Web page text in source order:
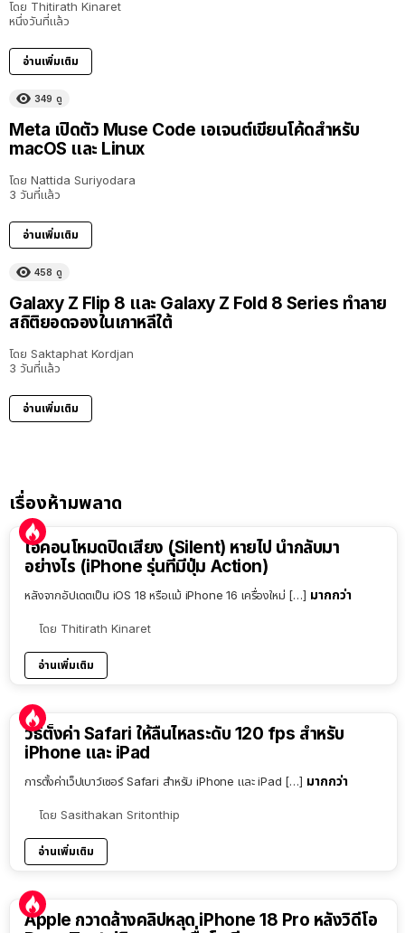
โดย Thitirath Kinaret
หนึ่งวันที่แล้ว
อ่านเพิ่มเติม
349 ดู
Meta เปิดตัว Muse Code เอเจนต์เขียนโค้ดสำหรับ
macOS และ Linux
โดย Nattida Suriyodara
3 วันที่แล้ว
อ่านเพิ่มเติม
458 ดู
Galaxy Z Flip 8 และ Galaxy Z Fold 8 Series ทำลาย
สถิติยอดจองในเกาหลีใต้
โดย Saktaphat Kordjan
3 วันที่แล้ว
อ่านเพิ่มเติม
เรื่องห้ามพลาด
ไอคอนโหมดปิดเสียง (Silent) หายไป นำกลับมา
อย่างไร (iPhone รุ่นที่มีปุ่ม Action)
หลังจากอัปเดตเป็น iOS 18 หรือแม้ iPhone 16 เครื่องใหม่ […] มากกว่า
โดย Thitirath Kinaret
อ่านเพิ่มเติม
วิธีตั้งค่า Safari ให้ลื่นไหลระดับ 120 fps สำหรับ
iPhone และ iPad
การตั้งค่าเว็ปเบาว์เซอร์ Safari สำหรับ iPhone และ iPad […] มากกว่า
โดย Sasithakan Sritonthip
อ่านเพิ่มเติม
Apple กวาดล้างคลิปหลุด iPhone 18 Pro หลังวิดีโอ